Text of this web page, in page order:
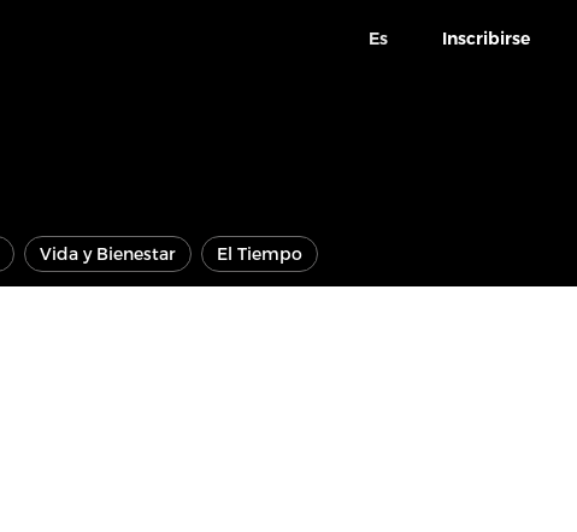
Es Inscribirse
Vida y Bienestar El Tiempo